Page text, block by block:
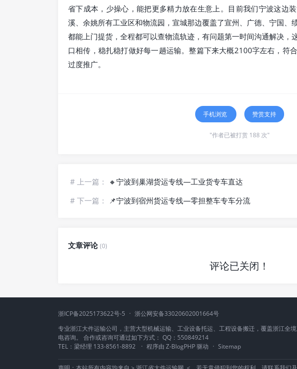
省下成本，少操心，能把更多精力放在生意上。目前我们宁波这边
溪、余姚所有工业区和物流园，宣城那边覆盖了宣州、广德、宁国、
都能上门提货，全程都可以查物流轨迹，有问题第一时间沟通解决，
口相传，稳扎稳打做好每一趟运输。整篇下来大概2100字左右，符
过度推广。
手机浏览 赞赏支持
"作者已被打赏 188 次"
# 上一篇： 🔸宁波到巢湖货运专线—工业货专车直达
# 下一篇：
📌宁波到宿州货运专线—零担整车专车分流
文章评论(0)
评论已关闭！
浙ICP备2025173622号-5 · 浙公网安备33020602001664号
专业浙江大件运输公司，主营大型机械运输、工业设备托运、工程设备搬迁，覆盖浙江
电咨询。 合作或咨询可通过如下方式： QQ：550849214
TEL：梁经理 133-8561-8892
· 程序由 Z-BlogPHP驱动 · Sitemap